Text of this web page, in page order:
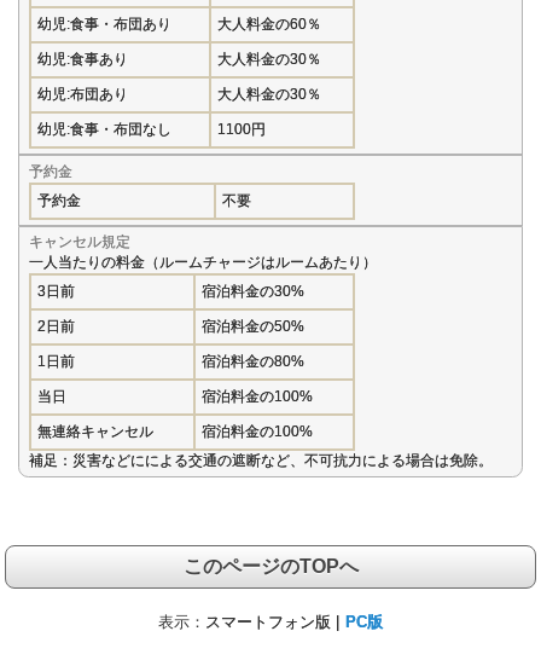
幼児:食事・布団あり 大人料金の60％
幼児:食事あり 大人料金の30％
幼児:布団あり 大人料金の30％
幼児:食事・布団なし 1100円
予約金
予約金
不要
キャンセル規定
一人当たりの料金（ルームチャージはルームあたり）
3日前
宿泊料金の30%
2日前 宿泊料金の50%
1日前 宿泊料金の80%
当日 宿泊料金の100%
無連絡キャンセル
宿泊料金の100%
補足：災害などにによる交通の遮断など、不可抗力による場合は免除。
このページのTOPへ
表示： スマートフォン版 | PC版